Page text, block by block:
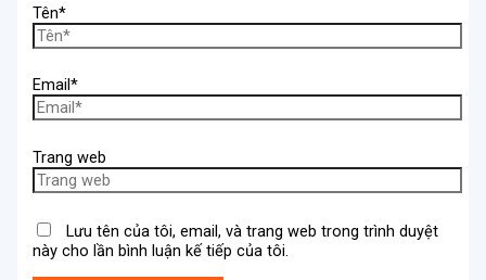
Tên*
Email*
Trang web
Lưu tên của tôi, email, và trang web trong trình duyệt
này cho lần bình luận kế tiếp của tôi.